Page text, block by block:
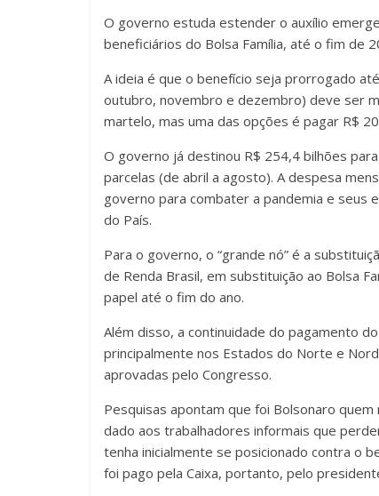
O governo estuda estender o auxílio
beneficiários do Bolsa Família, até o fim de
A ideia é que o benefício seja prorrogado
outubro, novembro e dezembro) deve ser
martelo, mas uma das opções é pagar R$
O governo já destinou R$ 254,4 bilhões
parcelas (de abril a agosto). A despesa
governo para combater a pandemia e seus
do País.
Para o governo, o “grande nó” é a
de Renda Brasil, em substituição ao Bolsa
papel até o fim do ano.
Além disso, a continuidade do pagamento
principalmente nos Estados do Norte e
aprovadas pelo Congresso.
Pesquisas apontam que foi Bolsonaro
dado aos trabalhadores informais que
tenha inicialmente se posicionado contra o
foi pago pela Caixa, portanto, pelo